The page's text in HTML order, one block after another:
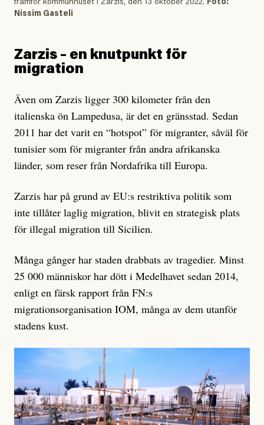
framför kommunhuset i Zarzis, den 13 oktober 2022. Foto:
Nissim Gasteli
Zarzis – en knutpunkt för
migration
Även om Zarzis ligger 300 kilometer från den
italienska ön Lampedusa, är det en gränsstad. Sedan
2011 har det varit en “hotspot” för migranter, såväl för
tunisier som för migranter från andra afrikanska
länder, som reser från Nordafrika till Europa.
Zarzis har på grund av EU:s restriktiva politik som
inte tillåter laglig migration, blivit en strategisk plats
för illegal migration till Sicilien.
Många gånger har staden drabbats av tragedier. Minst
25 000 människor har dött i Medelhavet sedan 2014,
enligt en färsk rapport från FN:s
migrationsorganisation IOM, många av dem utanför
stadens kust.